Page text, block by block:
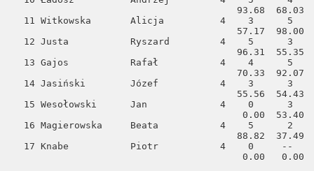
11 Witkowska       Alicja          4    3
12 Justa           Ryszard         4    5
13 Gajos           Rafał           4    4
14 Jasiński        Józef           4    3
15 Wesołowski      Jan             4    0
16 Magierowska     Beata           4    5
17 Knabe           Piotr           4    0